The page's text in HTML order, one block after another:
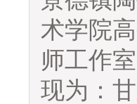
术学院
师工作
现为：